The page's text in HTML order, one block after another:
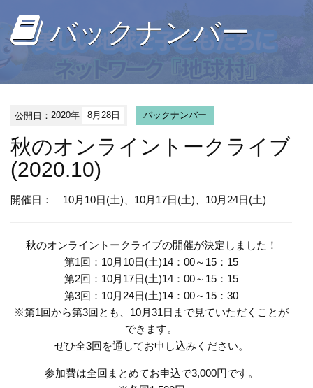
バックナンバー
公開日：2020年 8月28日 バックナンバー
秋のオンライントークライブ
(2020.10)
開催日： 10月10日(土)、10月17日(土)、10月24日(土)
秋のオンライントークライブの開催が決定しました！
第1回：10月10日(土)14：00～15：15
第2回：10月17日(土)14：00～15：15
第3回：10月24日(土)14：00～15：30
※第1回から第3回とも、10月31日まで見ていただくことが
できます。
ぜひ全3回を通してお申し込みください。
参加費は全回まとめてお申込で3,000円です。